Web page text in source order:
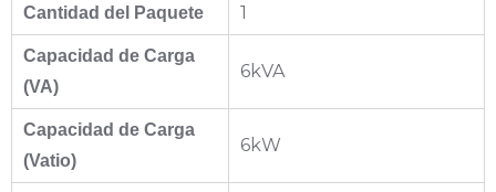
Cantidad del Paquete 1
Capacidad de Carga
(VA)
6kVA
Capacidad de Carga
(Vatio)
6kW